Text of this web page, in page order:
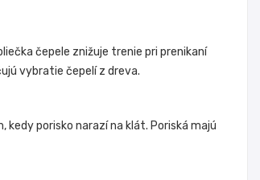
čepele znižuje trenie pri prenikaní
vybratie čepelí z dreva.
porisko narazí na klát. Poriská majú